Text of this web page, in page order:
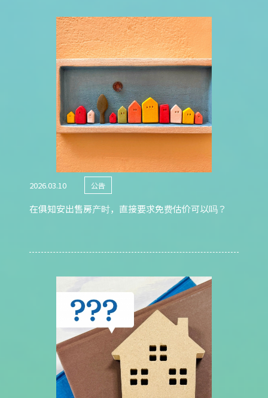
2026.03.10 公告
在俱知安出售房产时，直接要求免费估价可以吗？